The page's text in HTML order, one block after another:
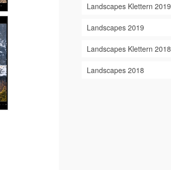
Landscapes Klettern 2019
Landscapes 2019
Landscapes Klettern 2018
Landscapes 2018